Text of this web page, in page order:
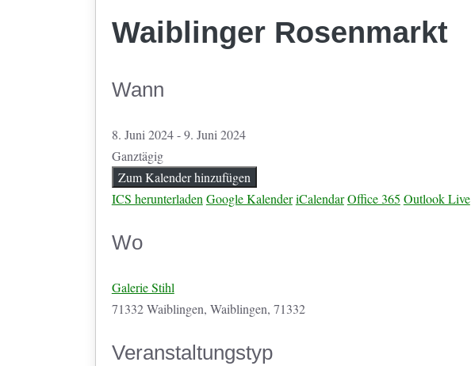
Waiblinger Rosenmarkt
Wann
8. Juni 2024 - 9. Juni 2024
Ganztägig
Zum Kalender hinzufügen
ICS herunterladen Google Kalender iCalendar Office 365 Outlook Live
Wo
Galerie Stihl
71332 Waiblingen, Waiblingen, 71332
Veranstaltungstyp